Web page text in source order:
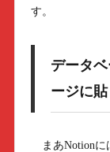
す。
データ
ージに
まあNotionに